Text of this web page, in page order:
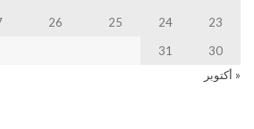
23
24
25
26
30
31
« أكتوبر